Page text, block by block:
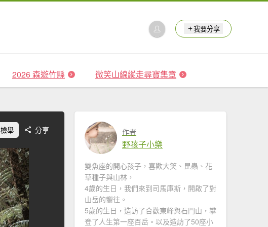
我要分享
2026 森遊竹縣 微笑山線縱走尋寶集章
檢舉 分享 作者
野孩子小樂
雙魚座的開心孩子，喜歡大笑、昆蟲、花
草種子與山林，
4歲的生日，我們來到司馬庫斯，開啟了對
山岳的嚮往。
5歲的生日，造訪了合歡東峰與石門山，攀
登了人生第一座百岳。以及造訪了50座小